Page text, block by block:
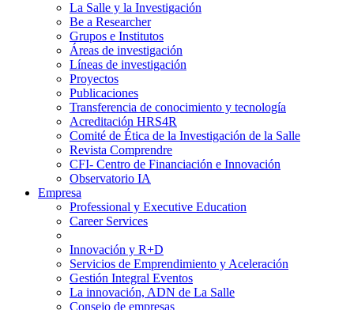
La Salle y la Investigación
Be a Researcher
Grupos e Institutos
Áreas de investigación
Líneas de investigación
Proyectos
Publicaciones
Transferencia de conocimiento y tecnología
Acreditación HRS4R
Comité de Ética de la Investigación de la Salle
Revista Comprendre
CFI- Centro de Financiación e Innovación
Observatorio IA
Empresa
Professional y Executive Education
Career Services
Innovación y R+D
Servicios de Emprendimiento y Aceleración
Gestión Integral Eventos
La innovación, ADN de La Salle
Consejo de empresas